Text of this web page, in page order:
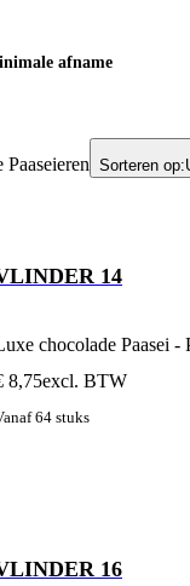
afname
Sorteren op:
14
chocolade Paasei -
8,75excl. BTW
64 stuks
16